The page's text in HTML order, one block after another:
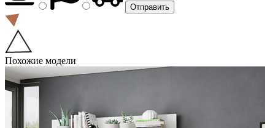
Похожие модели